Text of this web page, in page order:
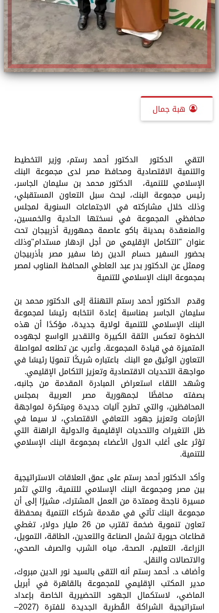
هبة جمال
التقي الدكتور الدكتور أحمد رستم، وزير التخطيط
والتنمية الاقتصادية ومحافظ مصر لدى مجموعة البنك
الإسلامي للتنمية، الدكتور محمد بن سليمان الجاسر،
رئيس مجموعة البنك، لبحث سبل التعاون المستقبلي،
وذلك خلال مشاركته في الاجتماعات السنوية لمجلس
محافظي المجموعة في نسختها الحادية والخمسين،
والمنعقدة بمدينة باكو عاصمة جمهورية أذربيجان تحت
عنوان "التكامل الإقليمي من أجل ازدهار مستدام"وذلك
بحضور السفير حسام الدين رضا سفير مصر بأذربيجان
وممثل عن الدكتور بدر عبد العاطي المحافظ المناوب لمصر
بمجموعة البنك الإسلامي للتنمية
وقدم الدكتور أحمد رستم التهنئة إلى الدكتور محمد بن
سليمان الجاسر بمناسبة إعادة انتخابه رئيسًا لمجموعة
البنك الإسلامي للتنمية لولاية جديدة، مؤكدًا أن هذه
الخطوة تعكس الثقة الكبيرة والتقدير الواسع لجهوده
المتميزة في قيادة المجموعة. وأعرب عن تطلعه لمواصلة
التعاون الوثيق مع البنك باعتباره شريكًا تنمويًا رئيسًا في
مواجهة التحديات الاقتصادية وتعزيز التكامل الإقليمي.
وشهد اللقاء استعراض المبادرة المقدمة من جانبه،
بصفته محافظًا لجمهورية مصر العربية بمجلس
المحافظين، والتي تطرح آليات جديدة ومبتكرة لمواجهة
الأزمات وتعزيز جهود التعافي الاقتصادي، لا سيما في
ظل التغيرات والتحديات الإقليمية والدولية الراهنة التي
تؤثر على أغلب الدول الأعضاء بمجموعة البنك الإسلامي
للتنمية.
وأكد الدكتور أحمد رستم على عمق العلاقات الاستراتيجية
بين مصر ومجموعة البنك الإسلامي للتنمية، والتي تثمر
مسيرة ناجحة وممتدة من العمل المشترك، مشيرًا إلى أن
مجموعة البنك تأتي في مقدمة شركاء التنمية بمحفظة
تعاون تنموية ضخمة تقترب من 26 مليار دولار، تغطي
قطاعات حيوية تشمل الصناعة والتعدين، الطاقة، التمويل،
الزراعة، التعليم، الصحة، مياه الشرب والصرف الصحي،
والاتصالات والنقل.
وأضاف د. أحمد رستم أنه التقى بالسيد نور الدين مبروك،
مدير المكتب الإقليمي للمجموعة بالقاهرة في أبريل
الماضي، لاستكمال الجهود التحضيرية الخاصة بإعداد
استراتيجية الشراكة القُطرية الجديدة للفترة (2027–